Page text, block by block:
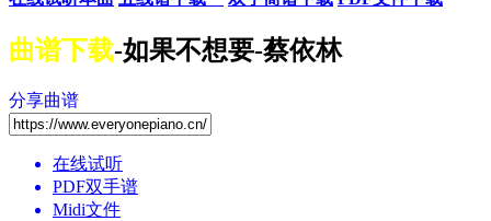
曲谱下载-如果不想要-蔡依林
分享曲谱
在线试听
PDF双手谱
Midi文件